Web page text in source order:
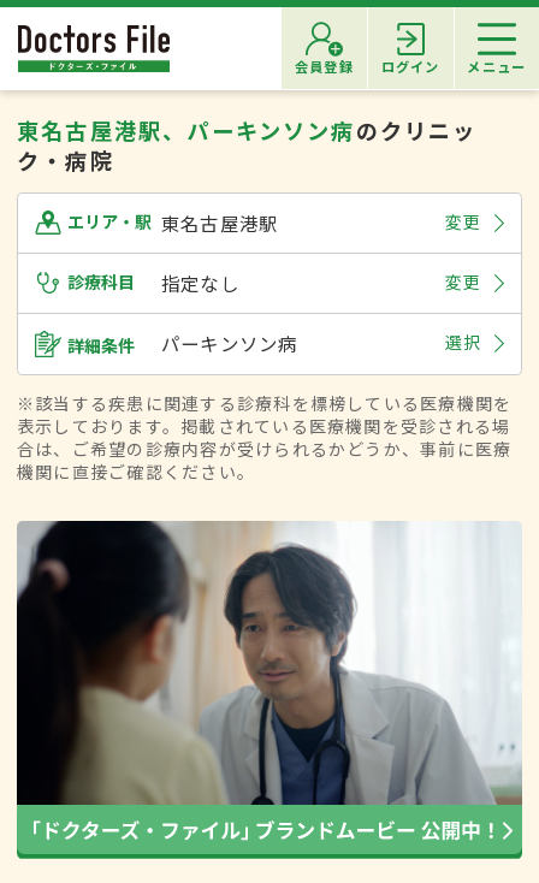
会員登録 ログイン メニュー
東名古屋港駅、パーキンソン病のクリニッ
ク・病院
エリア・駅 東名古屋港駅 変更
診療科目 指定なし 変更
詳細条件 パーキンソン病 選択
※該当する疾患に関連する診療科を標榜している医療機関を
表示しております。掲載されている医療機関を受診される場
合は、ご希望の診療内容が受けられるかどうか、事前に医療
機関に直接ご確認ください。